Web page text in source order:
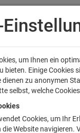
um Ihnen ein
bieten. Einige Cookies
dienen zu anonymen
selbst, welche
Cookies, um Ihr
Website navigieren.